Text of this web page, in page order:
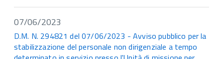
07/06/2023
D.M. N. 294821 del 07/06/2023 - Avviso pubblico per la
stabilizzazione del personale non dirigenziale a tempo